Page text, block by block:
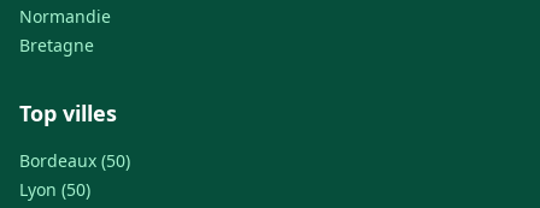
Normandie
Bretagne
Top villes
Bordeaux (50)
Lyon (50)